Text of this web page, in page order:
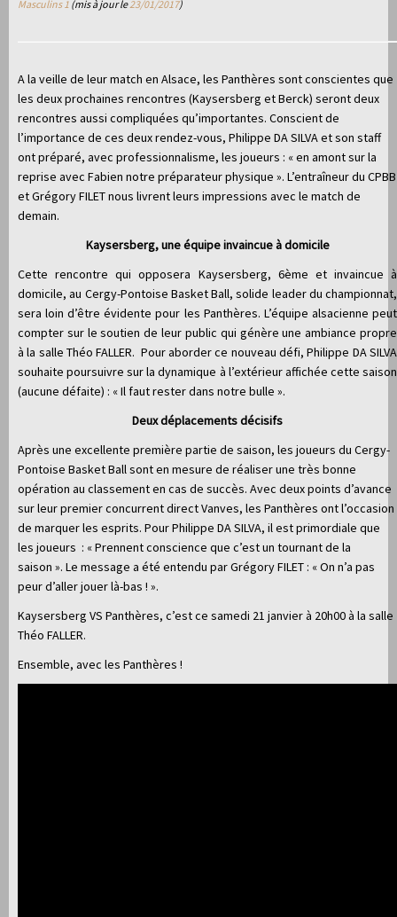
Masculins 1 (mis à jour le23/01/2017)
A la veille de leur match en Alsace, les Panthères sont conscientes que
les deux prochaines rencontres (Kaysersberg et Berck) seront deux
rencontres aussi compliquées qu’importantes. Conscient de
l’importance de ces deux rendez-vous, Philippe DA SILVA et son staff
ont préparé, avec professionnalisme, les joueurs : « en amont sur la
reprise avec Fabien notre préparateur physique ». L’entraîneur du CPBB
et Grégory FILET nous livrent leurs impressions avec le match de
demain.
Kaysersberg, une équipe invaincue à domicile
Cette rencontre qui opposera Kaysersberg, 6ème et invaincue à
domicile, au Cergy-Pontoise Basket Ball, solide leader du championnat,
sera loin d’être évidente pour les Panthères. L’équipe alsacienne peut
compter sur le soutien de leur public qui génère une ambiance propre
à la salle Théo FALLER. Pour aborder ce nouveau défi, Philippe DA SILVA
souhaite poursuivre sur la dynamique à l’extérieur affichée cette saison
(aucune défaite) : « Il faut rester dans notre bulle ».
Deux déplacements décisifs
Après une excellente première partie de saison, les joueurs du Cergy-
Pontoise Basket Ball sont en mesure de réaliser une très bonne
opération au classement en cas de succès. Avec deux points d’avance
sur leur premier concurrent direct Vanves, les Panthères ont l’occasion
de marquer les esprits. Pour Philippe DA SILVA, il est primordiale que
les joueurs : « Prennent conscience que c’est un tournant de la
saison ». Le message a été entendu par Grégory FILET : « On n’a pas
peur d’aller jouer là-bas ! ».
Kaysersberg VS Panthères, c’est ce samedi 21 janvier à 20h00 à la salle
Théo FALLER.
Ensemble, avec les Panthères !